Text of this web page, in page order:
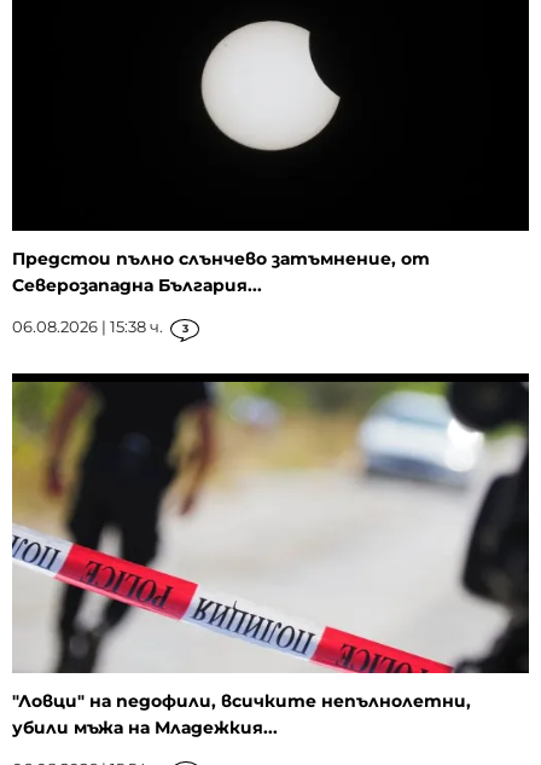
Предстои пълно слънчево затъмнение, от
Северозападна България...
06.08.2026 | 15:38 ч. 3
"Ловци" на педофили, всичките непълнолетни,
убили мъжа на Младежкия...